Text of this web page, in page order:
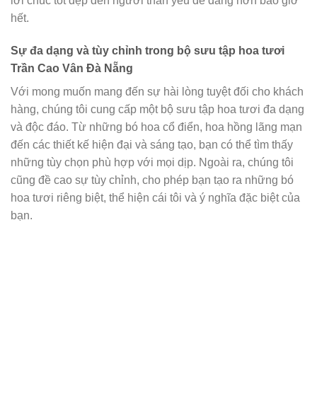
hết.
Sự đa dạng và tùy chỉnh trong bộ sưu tập hoa tươi
Trần Cao Vân Đà Nẵng
Với mong muốn mang đến sự hài lòng tuyệt đối cho khách
hàng, chúng tôi cung cấp một bộ sưu tập hoa tươi đa dạng
và độc đáo. Từ những bó hoa cổ điển, hoa hồng lãng mạn
đến các thiết kế hiện đại và sáng tạo, bạn có thể tìm thấy
những tùy chọn phù hợp với mọi dịp. Ngoài ra, chúng tôi
cũng đề cao sự tùy chỉnh, cho phép bạn tạo ra những bó
hoa tươi riêng biệt, thể hiện cái tôi và ý nghĩa đặc biệt của
bạn.